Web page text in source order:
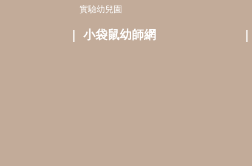
實驗幼兒園
小袋鼠幼師網